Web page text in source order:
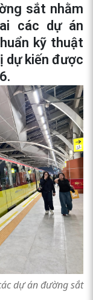
sắt nhằm
các dự án
kỹ thuật
dự kiến được
dự án đường sắt